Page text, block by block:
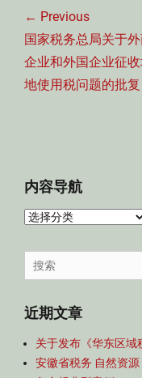
章
导
航
← Previous
Previous
post:
国家税务总局关于
企业和外国企业征
地使用税问题的批复
内容导航
内
导
航
Search
for:
近期文章
关于发布《华东区域
安徽省税务 自然资